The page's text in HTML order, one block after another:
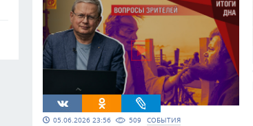
05.06.2026 23:56 509 СОБЫТИЯ